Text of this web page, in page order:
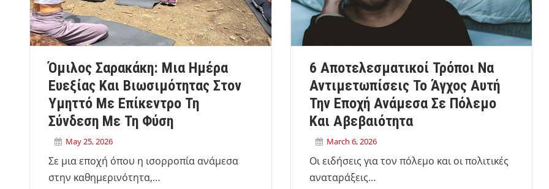
Όμιλος Σαρακάκη: Μια Ημέρα
Ευεξίας Και Βιωσιμότητας Στον
Υμηττό Με Επίκεντρο Τη
Σύνδεση Με Τη Φύση
May 25, 2026
Σε μια εποχή όπου η ισορροπία ανάμεσα
στην καθημερινότητα,…
6 Αποτελεσματικοί Τρόποι Να
Αντιμετωπίσεις Το Άγχος Αυτή
Την Εποχή Ανάμεσα Σε Πόλεμο
Και Αβεβαιότητα
March 6, 2026
Οι ειδήσεις για τον πόλεμο και οι πολιτικές
αναταράξεις…